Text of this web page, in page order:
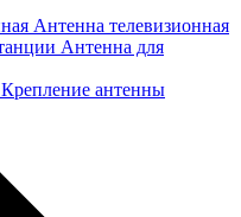
Антенна телевизионная
Антенна для
Крепление антенны